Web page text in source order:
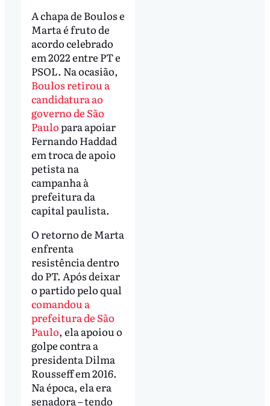
A chapa de Boulos e
Marta é fruto de
acordo celebrado
em 2022 entre PT e
PSOL. Na ocasião,
Boulos retirou a
candidatura ao
governo de São
Paulopara apoiar
Fernando Haddad
em troca de apoio
petista na
campanha à
prefeitura da
capital paulista.
O retorno de Marta
enfrenta
resistência dentro
do PT. Após deixar
o partido pelo qual
comandou a
prefeitura de São
Paulo, ela apoiou o
golpe contra a
presidenta Dilma
Rousseff em 2016.
Na época, ela era
senadora – tendo